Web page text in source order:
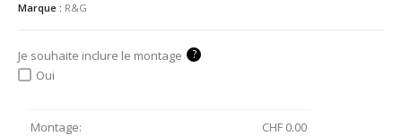
Marque : R&G
Je souhaite inclure le montage ?
Oui
Montage: CHF 0.00